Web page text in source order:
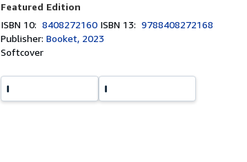
Featured Edition
ISBN 10:8408272160 ISBN 13:9788408272168
Publisher:Booket, 2023
Softcover